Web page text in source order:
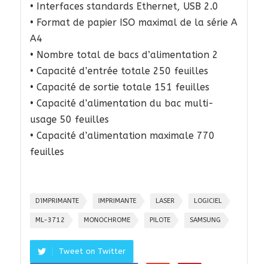
• Interfaces standards Ethernet, USB 2.0
• Format de papier ISO maximal de la série A
A4
• Nombre total de bacs d’alimentation 2
• Capacité d’entrée totale 250 feuilles
• Capacité de sortie totale 151 feuilles
• Capacité d’alimentation du bac multi-
usage 50 feuilles
• Capacité d’alimentation maximale 770
feuilles
D’IMPRIMANTE IMPRIMANTE LASER LOGICIEL
ML-3712 MONOCHROME PILOTE SAMSUNG
Tweet on Twitter